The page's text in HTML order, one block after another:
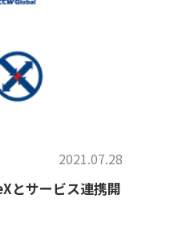
2021.07.28
とサービス連携開